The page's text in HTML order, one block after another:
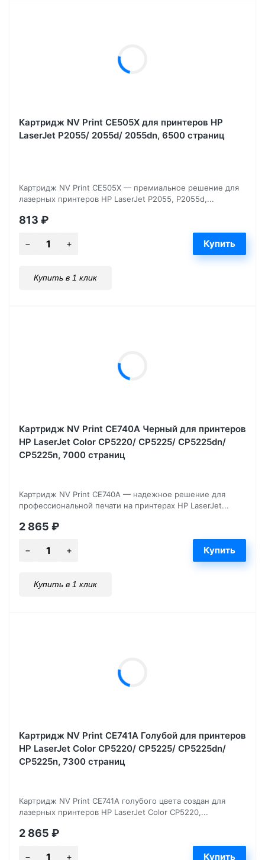
Картридж NV Print CE505X для принтеров HP
LaserJet P2055/ 2055d/ 2055dn, 6500 страниц
Картридж NV Print CE505X — премиальное решение для
лазерных принтеров HP LaserJet P2055, P2055d,...
813 ₽
Купить в 1 клик
Картридж NV Print CE740A Черный для принтеров
HP LaserJet Color CP5220/ CP5225/ CP5225dn/
CP5225n, 7000 страниц
Картридж NV Print CE740A — надежное решение для
профессиональной печати на принтерах HP LaserJet...
2 865 ₽
Купить в 1 клик
Картридж NV Print CE741A Голубой для принтеров
HP LaserJet Color CP5220/ CP5225/ CP5225dn/
CP5225n, 7300 страниц
Картридж NV Print CE741A голубого цвета создан для
лазерных принтеров HP LaserJet Color CP5220,...
2 865 ₽